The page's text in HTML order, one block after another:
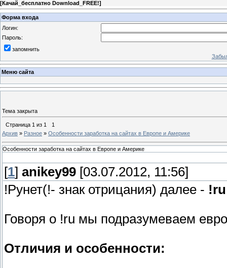
[Качай_бесплатно Download_FREE!]
Форма входа
Логин:
Пароль:
запомнить
Меню сайта
Тема закрыта
Страница 1 из 1
1
Архив » Разное » Особенности заработка на сайтах в Европе и Америке
Особенности заработка на сайтах в Европе и Америке
[1] anikey99 [03.07.2012, 11:56]
!Рунет(!- знак отрицания) далее - !ru
Говоря о !ru мы подразумеваем
Отличия и особенности: